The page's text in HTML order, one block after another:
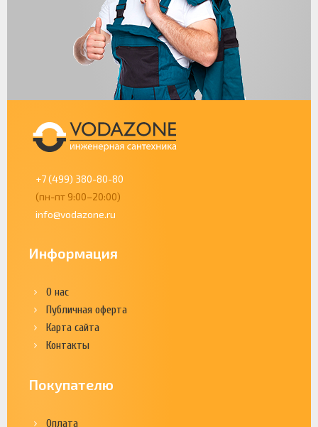
+7 (499) 380-80-80
(пн-пт 9:00–20:00)
info@vodazone.ru
Информация
О нас
Публичная оферта
Карта сайта
Контакты
Покупателю
Оплата